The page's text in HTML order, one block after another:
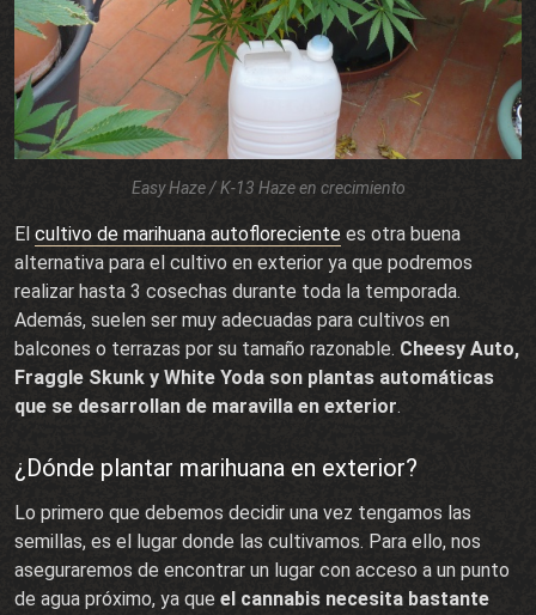
Easy Haze / K-13 Haze en crecimiento
El cultivo de marihuana autofloreciente es otra buena
alternativa para el cultivo en exterior ya que podremos
realizar hasta 3 cosechas durante toda la temporada.
Además, suelen ser muy adecuadas para cultivos en
balcones o terrazas por su tamaño razonable. Cheesy Auto,
Fraggle Skunk y White Yoda son plantas automáticas
que se desarrollan de maravilla en exterior.
¿Dónde plantar marihuana en exterior?
Lo primero que debemos decidir una vez tengamos las
semillas, es el lugar donde las cultivamos. Para ello, nos
aseguraremos de encontrar un lugar con acceso a un punto
de agua próximo, ya que el cannabis necesita bastante